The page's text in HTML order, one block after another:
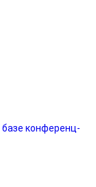
конференц-